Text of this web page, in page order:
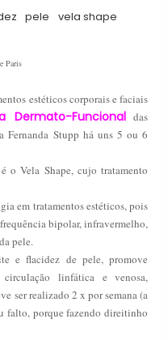
pele vela shape
Paris
estéticos corporais e faciais
Dermato-Funcional das
Fernanda Stupp há uns 5 ou 6
o Vela Shape, cujo tratamento
em tratamentos estéticos, pois
bipolar, infravermelho,
pele.
e flacidez de pele, promove
linfática e venosa,
ser realizado 2 x por semana (a
falto, porque fazendo direitinho